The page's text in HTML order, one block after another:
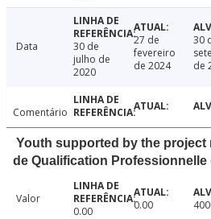
Data
30 de
julho de
2020
27 de
fevereiro
de 2024
30
de
Comentário
Youth supported by the project
de Qualification Professionnelle
Valor
0.00
0.00